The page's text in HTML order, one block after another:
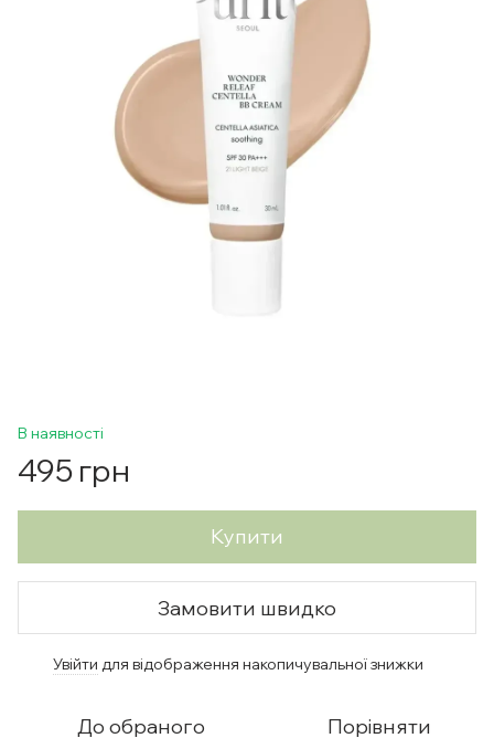
В наявності
495 грн
Купити
Замовити швидко
Увійти для відображення накопичувальної знижки
До обраного Порівняти